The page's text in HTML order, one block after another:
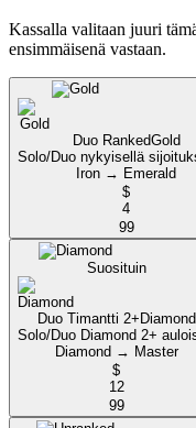
Kassalla valitaan juuri
ensimmäisenä vastaan.
Duo RankedGold
Solo/Duo nykyisellä
Iron → Emerald
$
4
99
Suosituin
Duo Timantti 2+ Diamond
Solo/Duo Diamond 2+
Diamond → Master
$
12
99